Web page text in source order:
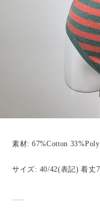
素材: 67%Cotton
サイズ: 40/42(表記) 着丈